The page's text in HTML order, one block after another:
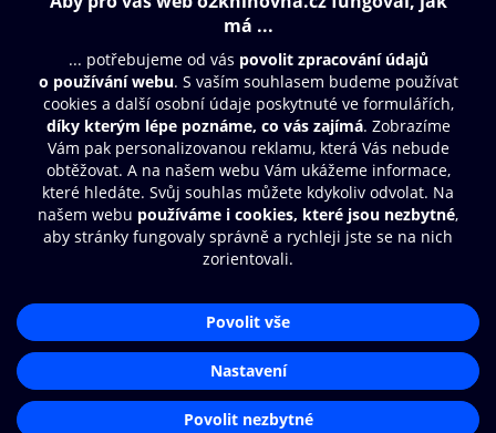
Obsah ke stažení
Moje O2 Knihovna
Další zábava
© O2 Czech Republic a.s.
Přístupnost
Zásady zpracování osobních údajů
Nastavení cookies
Aplikace O2 Knihovna
Čti a poslouchej své e-knihy a
audioknihy rychleji a pohodlněji.